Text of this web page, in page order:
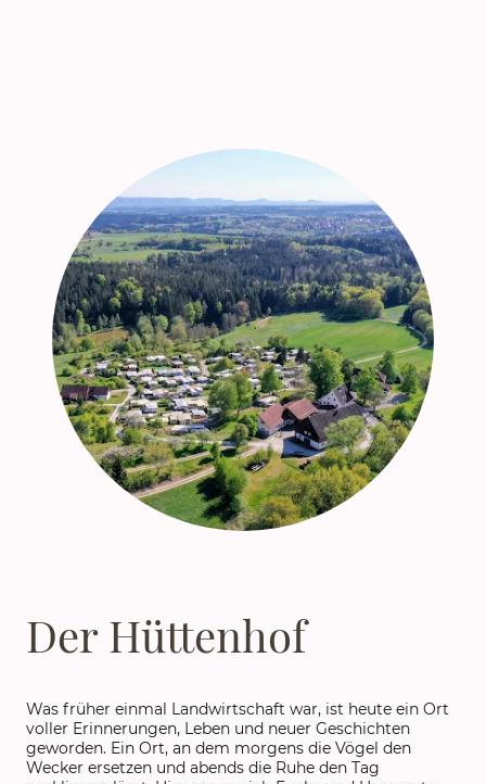
Der Hüttenhof
Was früher einmal Landwirtschaft war, ist heute ein Ort
voller Erinnerungen, Leben und neuer Geschichten
geworden. Ein Ort, an dem morgens die Vögel den
Wecker ersetzen und abends die Ruhe den Tag